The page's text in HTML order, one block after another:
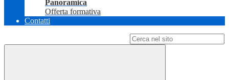
Panoramica
Offerta formativa
Contatti